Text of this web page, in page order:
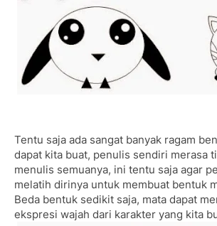
Tentu saja ada sangat banyak ragam
dapat kita buat, penulis sendiri merasa
menulis semuanya, ini tentu saja agar
melatih dirinya untuk membuat bentuk
Beda bentuk sedikit saja, mata dapat
ekspresi wajah dari karakter yang kita